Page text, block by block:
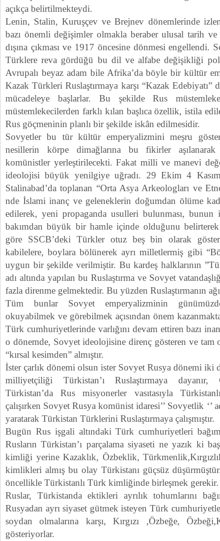
açıkça belirtilmekteydi.
Lenin, Stalin, Kuruşçev ve Brejnev dönemlerinde
bazı önemli değişimler olmakla beraber ulusal tarih
dışına çıkması ve 1917 öncesine dönmesi engellendi.
Türklere reva gördüğü bu dil ve alfabe değişikliği
Avrupalı beyaz adam bile Afrika’da böyle bir kültür
Kazak Türkleri Ruslaştırmaya karşı “Kazak Edebiyatı”
mücadeleye başlarlar. Bu şekilde Rus
müstemlekecilerden farklı kılan başlıca özellik, istila
Rus göçmeninin planlı bir şekilde iskân edilmesidir.
Sovyetler bu tür kültür emperyalizmini meşru
nesillerin körpe dimağlarına bu fikirler
komünistler yerleştirilecekti. Fakat milli ve manevi
ideolojisi büyük yenilgiye uğradı. 29 Ekim 4
Stalinabad’da toplanan “Orta Asya Arkeologları ve
nde İslami inanç ve geleneklerin doğumdan ölüme
edilerek, yeni propaganda usulleri bulunması,
bakımdan büyük bir hamle içinde olduğunu belirterek
göre SSCB’deki Türkler otuz beş bin olarak
kabilelere, boylara bölünerek ayrı milletlermiş gibi
uygun bir şekilde verilmiştir. Bu kardeş halklarının
adı altında yapılan bu Ruslaştırma ve Sovyet
fazla direnme gelmektedir. Bu yüzden Ruslaştırmanın
Tüm bunlar Sovyet emperyalizminin
okuyabilmek ve görebilmek açısından önem
Türk cumhuriyetlerinde varlığını devam ettiren bazı
o dönemde, Sovyet ideolojisine direnç gösteren ve tam
“kırsal kesimden” almıştır.
İster çarlık dönemi olsun ister Sovyet Rusya dönemi iki
milliyetçiliği Türkistan’ı Ruslaştırmaya
Türkistan’da Rus misyonerler vasıtasıyla
çalışırken Sovyet Rusya komünist idaresi’’ Sovyetlik ‘’
yaratarak Türkistan Türklerini Ruslaştırmaya çalışmıştır.
Bugün Rus işgali altındaki Türk cumhuriyetleri
Rusların Türkistan’ı parçalama siyaseti ne yazık ki
kimliği yerine Kazaklık, Özbeklik,
kimlikleri almış bu olay Türkistanı güçsüz
öncellikle Türkistanlı Türk kimliğinde birleşmek gerekir.
Ruslar, Türkistanda ektikleri ayrılık tohumlarını
Rusyadan ayrı siyaset gütmek isteyen Türk
soydan olmalarına karşı, Kırgızı ,Özbeğe,
gösteriyorlar.